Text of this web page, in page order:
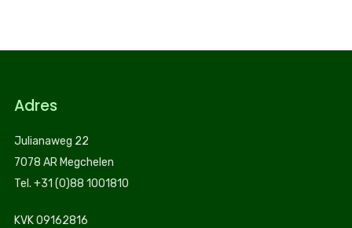
Adres
Julianaweg 22
7078 AR Megchelen
Tel. +31 (0)88 1001810
KVK 09162816